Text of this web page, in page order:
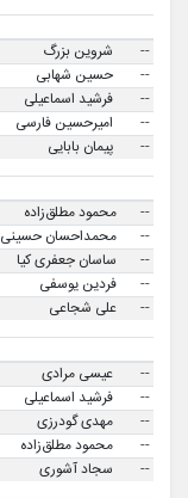
--
شروین بزرگ
--
حسین شهابی
--
فرشید اسماعیلی
--
امیرحسین فارسی
--
پیمان بابایی
--
محمود مطلق‌زاده
--
محمداحسان حسینی
--
ساسان جعفری کیا
--
فردین یوسفی
--
علی شجاعی
--
عیسی مرادی
--
فرشید اسماعیلی
--
مهدی گودرزی
--
محمود مطلق‌زاده
--
سجاد آشوری